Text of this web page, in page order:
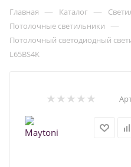
Главная — Каталог —
Потолочные светильники —
Потолочный светодиодный
L65BS4K